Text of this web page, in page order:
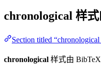
chronological 样
Section titled
chronological 样式由 BibTeX